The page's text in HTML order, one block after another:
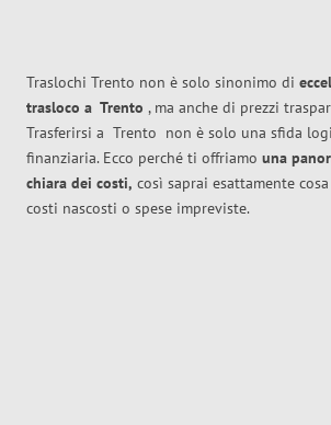
Traslochi Trento non è solo sinonimo di
trasloco a Trento , ma anche di prezzi
Trasferirsi a Trento non è solo una sfida
finanziaria. Ecco perché ti offriamo una
chiara dei costi, così saprai esattamente
costi nascosti o spese impreviste.